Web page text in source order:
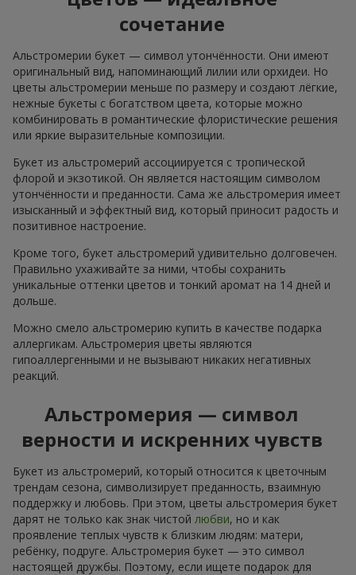
сочетание
Альстромерии букет — символ утончённости. Они имеют
оригинальный вид, напоминающий лилии или орхидеи. Но
цветы альстромерии меньше по размеру и создают лёгкие,
нежные букеты с богатством цвета, которые можно
комбинировать в романтические флористические решения
или яркие выразительные композиции.
Букет из альстромерий ассоциируется с тропической
флорой и экзотикой. Он является настоящим символом
утончённости и преданности. Сама же альстромерия имеет
изысканный и эффектный вид, который приносит радость и
позитивное настроение.
Кроме того, букет альстромерий удивительно долговечен.
Правильно ухаживайте за ними, чтобы сохранить
уникальные оттенки цветов и тонкий аромат на 14 дней и
дольше.
Можно смело альстромерию купить в качестве подарка
аллергикам. Альстромерия цветы являются
гипоаллергенными и не вызывают никаких негативных
реакций.
Альстромерия — символ
верности и искренних чувств
Букет из альстромерий, который относится к цветочным
трендам сезона, символизирует преданность, взаимную
поддержку и любовь. При этом, цветы альстромерия букет
дарят не только как знак чистой любви, но и как
проявление теплых чувств к близким людям: матери,
ребёнку, подруге. Альстромерия букет — это символ
настоящей дружбы. Поэтому, если ищете подарок для